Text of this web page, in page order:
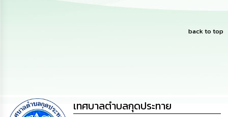
ทุจริต
back to top
เทศบาลตำบลกุดประทาย